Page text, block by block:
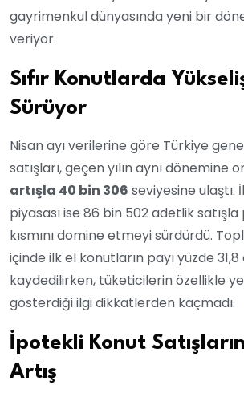
gayrimenkul dünyasında yeni bir
veriyor.
Sıfır Konutlarda
Sürüyor
Nisan ayı verilerine göre Türkiye
satışları, geçen yılın aynı dönemine
artışla 40 bin 306 seviyesine ulaştı.
piyasası ise 86 bin 502 adetlik
kısmını domine etmeyi sürdürdü.
içinde ilk el konutların payı yüzde
kaydedilirken, tüketicilerin özellikle
gösterdiği ilgi dikkatlerden kaçmadı.
İpotekli Konut
Artış